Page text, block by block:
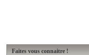
Faites vous connaitre !